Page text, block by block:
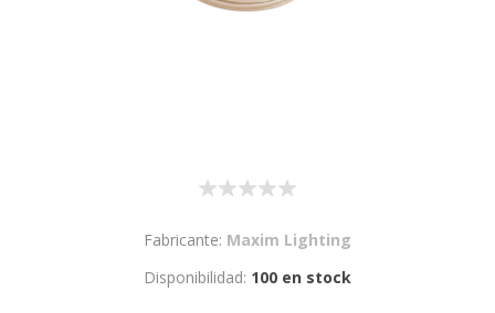
Fabricante: Maxim Lighting
Disponibilidad: 100 en stock